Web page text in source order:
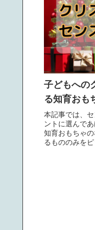
子どもへの
る知育おも
本記事では、
ントに選んで
知育おもちゃ
るもののみを